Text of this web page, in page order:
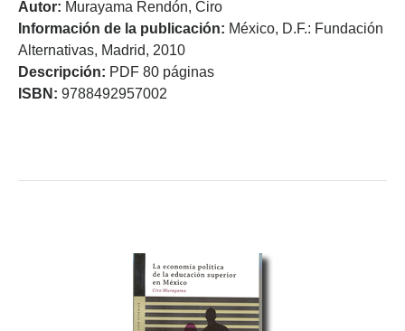
Autor: Murayama Rendón, Ciro
Información de la publicación: México, D.F.: Fundación
Alternativas, Madrid, 2010
Descripción: PDF 80 páginas
ISBN: 9788492957002